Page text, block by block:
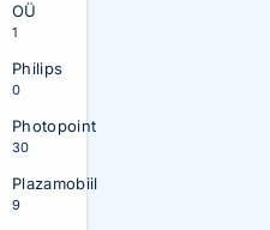
OÜ
1
Philips
0
Photopoint
30
Plazamobiil
9